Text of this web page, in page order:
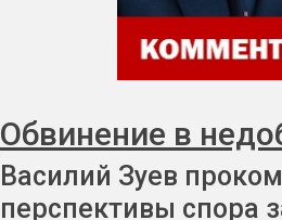
Обвинение в
Василий Зуев
перспективы спора